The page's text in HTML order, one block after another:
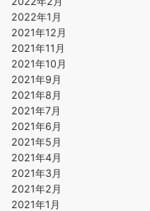
2022年1月
2021年12月
2021年11月
2021年10月
2021年9月
2021年8月
2021年7月
2021年6月
2021年5月
2021年4月
2021年3月
2021年2月
2021年1月